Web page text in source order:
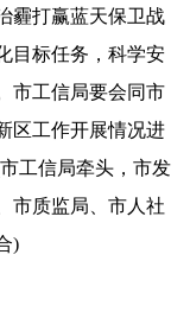
霾打赢蓝天保卫战
目标任务，科学安
市工信局要会同市
区工作开展情况进
工信局牵头，市发
市质监局、市人社
)